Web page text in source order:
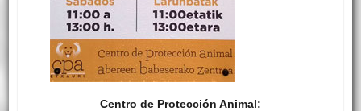
Centro de Protección Animal: